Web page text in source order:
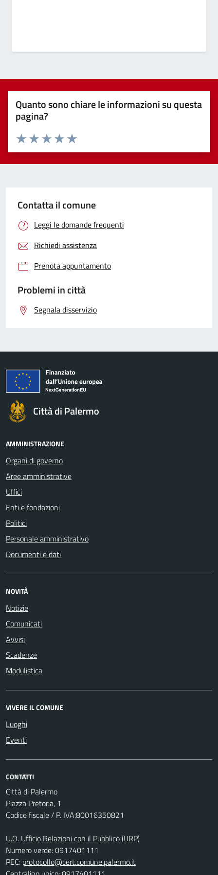
Quanto sono chiare le informazioni su questa
pagina?
Valuta 5 stelle su 5
Valuta 4 stelle su 5
Valuta 3 stelle su 5
Valuta 2 stelle su 5
Valuta 1 stelle su 5
Contatta il comune
Leggi le domande frequenti
Richiedi assistenza
Prenota appuntamento
Problemi in città
Segnala disservizio
Città di Palermo
AMMINISTRAZIONE
Organi di governo
Aree amministrative
Uffici
Enti e fondazioni
Politici
Personale amministrativo
Documenti e dati
NOVITÀ
Notizie
Comunicati
Avvisi
Scadenze
Modulistica
VIVERE IL COMUNE
Luoghi
Eventi
CONTATTI
Città di Palermo
Piazza Pretoria, 1
Codice fiscale / P. IVA:80016350821
U.O. Ufficio Relazioni con il Pubblico (URP)
Numero verde: 0917401111
PEC: protocollo@cert.comune.palermo.it